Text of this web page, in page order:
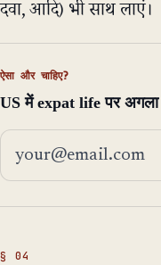
दवा, आदि) भी साथ लाएं।
ऐसा और चाहिए?
US में expat life पर अगला
ईमेल एड्रेस